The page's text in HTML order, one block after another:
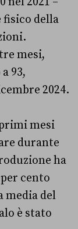
fisico della
mesi,
93,
2024.
mesi
durante
ha
cento
media del
è stato